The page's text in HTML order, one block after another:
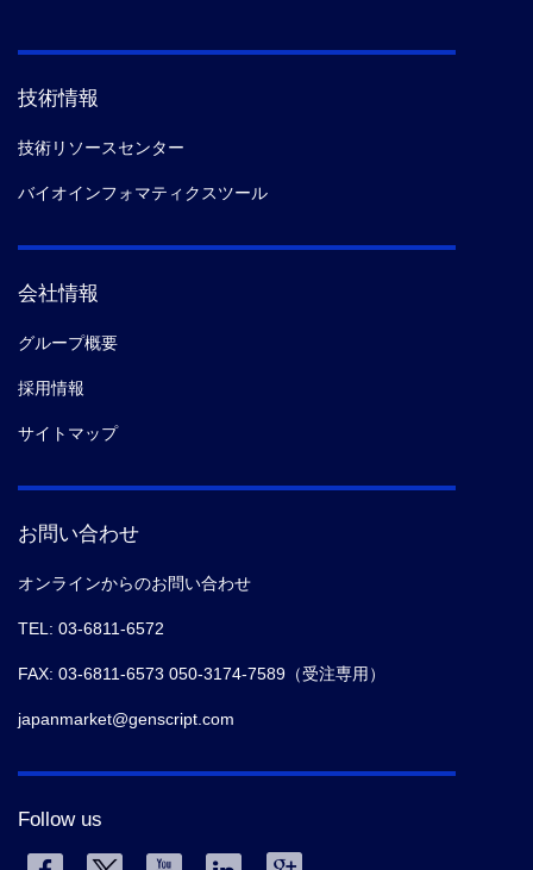
技術情報
技術リソースセンター
バイオインフォマティクスツール
会社情報
グループ概要
採用情報
サイトマップ
お問い合わせ
オンラインからのお問い合わせ
TEL: 03-6811-6572
FAX: 03-6811-6573 050-3174-7589（受注専用）
japanmarket@genscript.com
Follow us